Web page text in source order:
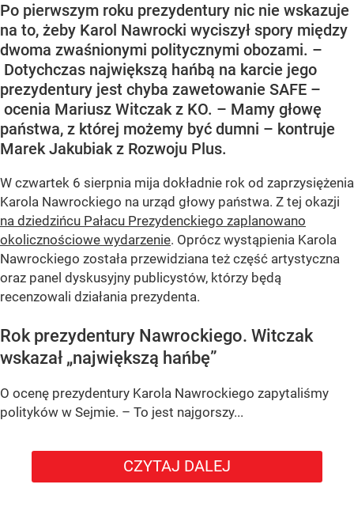
Po pierwszym roku prezydentury nic nie wskazuje
na to, żeby Karol Nawrocki wyciszył spory między
dwoma zwaśnionymi politycznymi obozami. –
Dotychczas największą hańbą na karcie jego
prezydentury jest chyba zawetowanie SAFE –
ocenia Mariusz Witczak z KO. – Mamy głowę
państwa, z której możemy być dumni – kontruje
Marek Jakubiak z Rozwoju Plus.
W czwartek 6 sierpnia mija dokładnie rok od zaprzysiężenia
Karola Nawrockiego na urząd głowy państwa. Z tej okazji
na dziedzińcu Pałacu Prezydenckiego zaplanowano
okolicznościowe wydarzenie. Oprócz wystąpienia Karola
Nawrockiego została przewidziana też część artystyczna
oraz panel dyskusyjny publicystów, którzy będą
recenzowali działania prezydenta.
Rok prezydentury Nawrockiego. Witczak
wskazał „największą hańbę”
O ocenę prezydentury Karola Nawrockiego zapytaliśmy
polityków w Sejmie. – To jest najgorszy...
CZYTAJ DALEJ